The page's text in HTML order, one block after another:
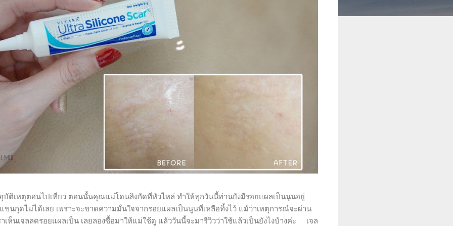
เหตุตอนไปเที่ยว ตอนนั้นคุณแม่โดนลิงกัดที่หัวไหล่ ทำให้ทุกวันนี้ท่านยังมีรอยแผลเป็นนูนอยู่
ขนกุดไม่ได้เลย เพราะจะขาดความมั่นใจจากรอยแผลเป็นนูนที่เหลือทิ้งไว้ แม้ว่าเหตุการณ์จะผ่าน
เห็นเจลลดรอยแผลเป็น เลยลองซื้อมาให้แม่ใช้ดู แล้ววันนี้จะมารีวิวว่าใช้แล้วเป็นยังไงบ้างค่ะ เจล